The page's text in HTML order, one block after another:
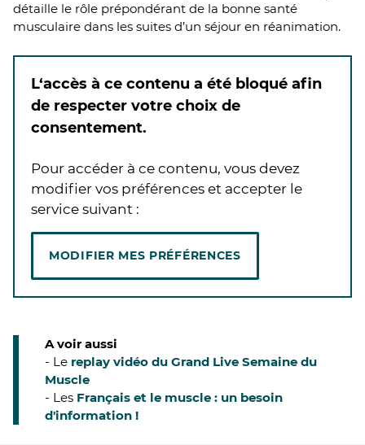
détaille le rôle prépondérant de la bonne santé
musculaire dans les suites d’un séjour en réanimation.
L‘accès à ce contenu a été bloqué afin
de respecter votre choix de
consentement.
Pour accéder à ce contenu, vous devez
modifier vos préférences et accepter le
service suivant :
MODIFIER MES PRÉFÉRENCES
A voir aussi
- Le replay vidéo du Grand Live Semaine du
Muscle
- Les Français et le muscle : un besoin
d'information !